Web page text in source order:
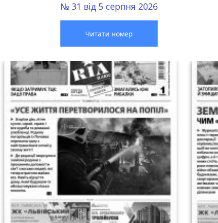
№ 31 від 5 серпня 2026
Читати номер